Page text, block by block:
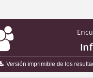
Versión imprimible de los